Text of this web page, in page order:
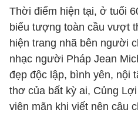
Thời điểm hiện tại, ở tuổi
biểu tượng toàn cầu vượt
hiện trang nhã bên người
nhạc người Pháp Jean
đẹp độc lập, bình yên, nội
thơ của bất kỳ ai, Củng
viên mãn khi viết nên câu